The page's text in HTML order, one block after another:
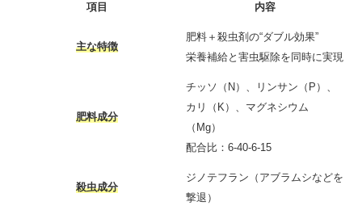
項目 内容
主な特徴
肥料＋殺虫剤の“ダブル効果”
栄養補給と害虫駆除を同時に実現
肥料成分
チッソ（N）、リンサン（P）、
カリ（K）、マグネシウム
（Mg）
配合比：6-40-6-15
殺虫成分
ジノテフラン（アブラムシなどを
撃退）